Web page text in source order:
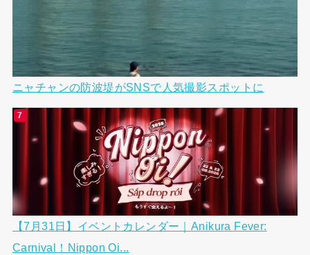
ニャチャンの防波堤がSNSで人気撮影スポットに
【7月31日】イベントカレンダー｜Anikura Fever:
Carnival！Nippon Oi...